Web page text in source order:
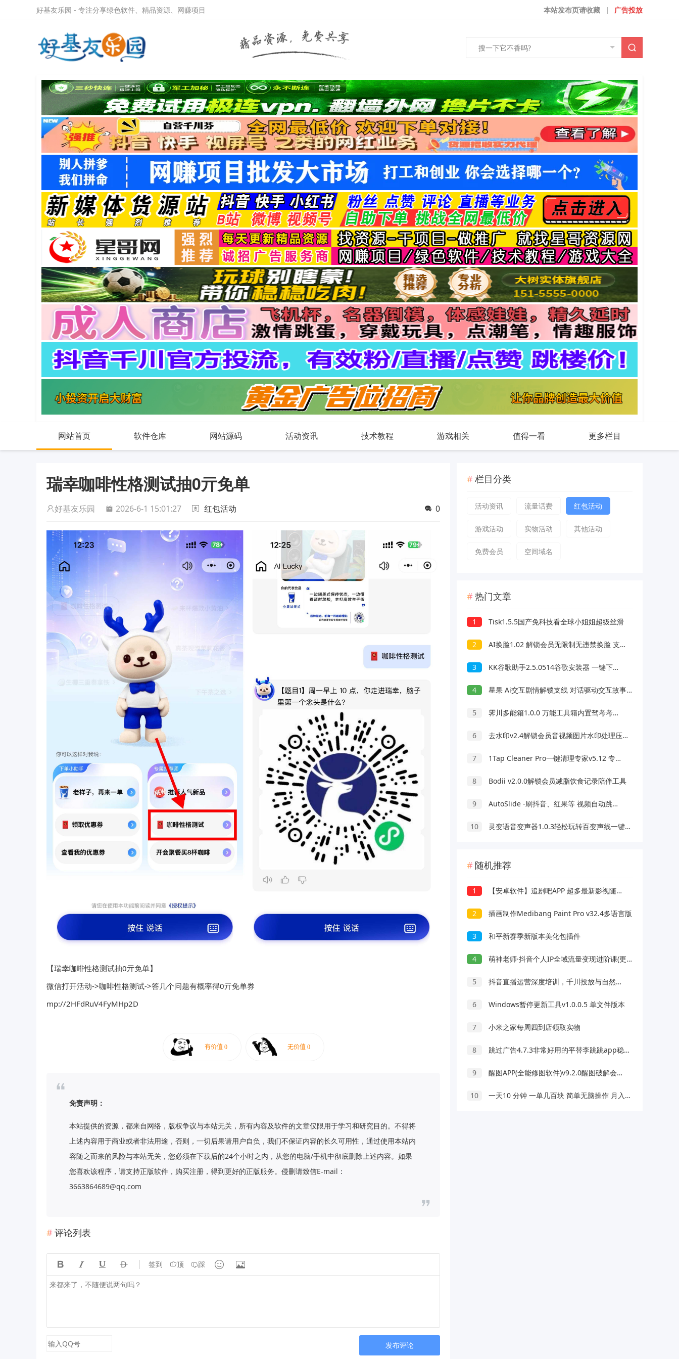
好基友乐园 - 专注分享绿色软件、精品资源、网赚项目 广告投放
|
本站发布页请收藏
网站首页 软件仓库 网站源码 活动资讯 技术教程 游戏相关 值得一看 更多栏目
瑞幸咖啡性格测试抽0亓免单
好基友乐园 2026-6-1 15:01:27 红包活动 0
【瑞幸咖啡性格测试抽0亓免单】
微信打开活动->咖啡性格测试->答几个问题有概率得0亓免单券
mp://2HFdRuV4FyMHp2D
免责声明：
本站提供的资源，都来自网络，版权争议与本站无关，所有内容及软件的文章仅限用于学习和研究目的。不得将
上述内容用于商业或者非法用途，否则，一切后果请用户自负，我们不保证内容的长久可用性，通过使用本站内
容随之而来的风险与本站无关，您必须在下载后的24个小时之内，从您的电脑/手机中彻底删除上述内容。如果
您喜欢该程序，请支持正版软件，购买注册，得到更好的正版服务。侵删请致信E-mail：
3663864689@qq.com
评论列表
    签到 顶 踩  
发布评论
栏目分类
活动资讯 流量话费 红包活动
游戏活动 实物活动 其他活动
免费会员 空间域名
热门文章
1 Tisk1.5.5国产免科技看全球小姐姐超级丝滑
2 AI换脸1.02 解锁会员无限制无违禁换脸 支持照片/视频
3 KK谷歌助手2.5.0514谷歌安装器 一键下载安装
4 星果 Ai交互剧情解锁支线 对话驱动交互故事剧情
5 霁川多能箱1.0.0 万能工具箱内置驾考考题 去水印等功能
6 去水印v2.4解锁会员音视频图片水印处理压缩工具
7 1Tap Cleaner Pro一键清理专家v5.12 专业版
8 Bodii v2.0.0解锁会员减脂饮食记录陪伴工具
9 AutoSlide -刷抖音、红果等 视频自动跳过广告 OCR智能识别 v2.6.0
10 灵变语音变声器1.0.3轻松玩转百变声线一键变声
随机推荐
1 【安卓软件】追剧吧APP 超多最新影视随便看
2 插画制作Medibang Paint Pro v32.4多语言版
3 和平新赛季新版本美化包插件
4 萌神老师·抖音个人IP全域流量变现进阶课(更新2026)
5 抖音直播运营深度培训，千川投放与自然流核心技能，10天掌握起号及运营(6-7月新课)
6 Windows暂停更新工具v1.0.0.5 单文件版本
7 小米之家每周四到店领取实物
8 跳过广告4.7.3非常好用的平替李跳跳app稳定性强
9 醒图APP(全能修图软件)v9.2.0醒图破解会员版
10 一天10 分钟 一单几百块 简单无脑操作 月入2W+教学